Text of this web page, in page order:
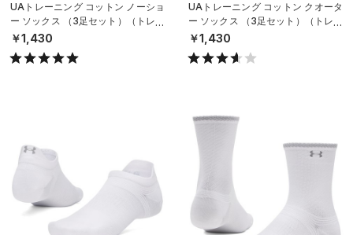
UAトレーニング コットン ノーショ
ー ソックス （3足セット）（トレー
ニング/UNISEX）
￥1,430
UAトレーニング コットン クオータ
ー ソックス （3足セット）（トレー
ニング/UNISEX）
￥1,430